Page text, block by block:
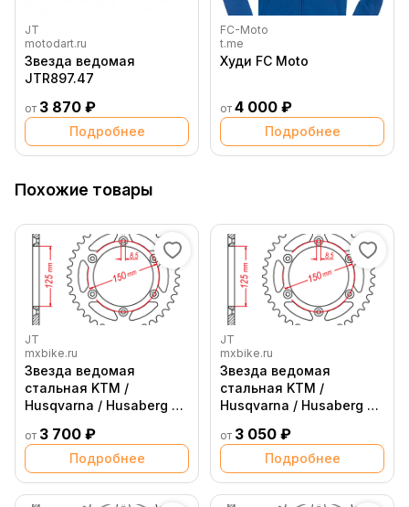
JT
motodart.ru
Звезда ведомая
JTR897.47
от 3 870 ₽
Подробнее
FC-Moto
t.me
Худи FC Moto
от 4 000 ₽
Подробнее
Похожие товары
JT
mxbike.ru
Звезда ведомая
стальная KTM /
Husqvarna / Husaberg 53
от 3 700 ₽
Подробнее
JT
mxbike.ru
Звезда ведомая
стальная KTM /
Husqvarna / Husaberg 42
от 3 050 ₽
Подробнее